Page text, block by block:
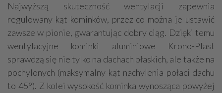
Najwyższą skuteczność wentylacji zapewnia
regulowany kąt kominków, przez co można je ustawić
zawsze w pionie, gwarantując dobry ciąg. Dzięki temu
wentylacyjne kominki aluminiowe Krono-Plast
sprawdzą się nie tylko na dachach płaskich, ale także na
pochylonych (maksymalny kąt nachylenia połaci dachu
to 45°). Z kolei wysokość kominka wynosząca powyżej